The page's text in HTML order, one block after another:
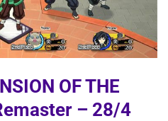
OF THE
– 28/4